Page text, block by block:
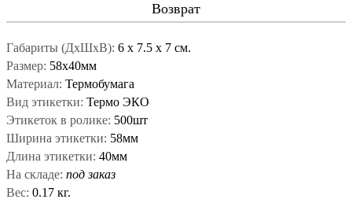
Возврат
Габариты (ДxШxВ): 6 x 7.5 x 7 см.
Размер: 58х40мм
Материал: Термобумага
Вид этикетки: Термо ЭКО
Этикеток в ролике: 500шт
Ширина этикетки: 58мм
Длина этикетки: 40мм
На складе: под заказ
Вес: 0.17 кг.